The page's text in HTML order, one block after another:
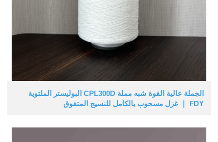
الجملة عالية القوة شبه مملة CPL300D البوليستر الملتوية
FDY ｜ غزل مسحوب بالكامل للنسيج المتفوق